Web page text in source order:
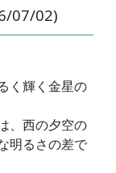
07/02)
く輝く金星の
、西の夕空の
明るさの差で